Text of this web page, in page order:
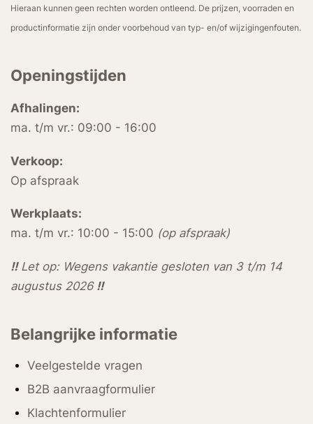
Hieraan kunnen geen rechten worden ontleend. De prijzen, voorraden en
productinformatie zijn onder voorbehoud van typ- en/of wijzigingenfouten.
Openingstijden
Afhalingen:
ma. t/m vr.: 09:00 - 16:00
Verkoop:
Op afspraak
Werkplaats:
ma. t/m vr.: 10:00 - 15:00 (op afspraak)
!!Let op: Wegens vakantie gesloten van 3 t/m 14
augustus 2026 !!
Belangrijke informatie
Veelgestelde vragen
B2B aanvraagformulier
Klachtenformulier